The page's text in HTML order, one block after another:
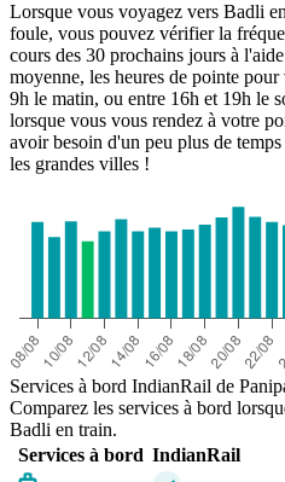
Lorsque vous voyagez vers Badli
foule, vous pouvez vérifier la
cours des 30 prochains jours à
moyenne, les heures de pointe
9h le matin, ou entre 16h et 19h le
lorsque vous vous rendez à votre
avoir besoin d'un peu plus de
les grandes villes !
Services à bord IndianRail de
Comparez les services à bord
Badli en train.
Services à bord IndianRail